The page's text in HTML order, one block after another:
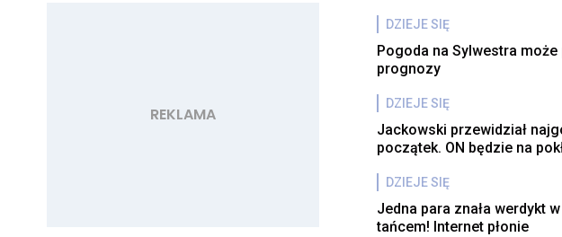
DZIEJE SIĘ
Pogoda na Sylwestra
prognozy
DZIEJE SIĘ
Jackowski przewidział
początek. ON będzie na
DZIEJE SIĘ
Jedna para znała werdykt
tańcem! Internet płonie